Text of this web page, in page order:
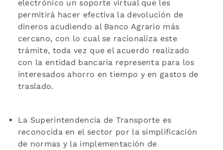
electrónico un soporte virtual que les
permitirá hacer efectiva la devolución de
dineros acudiendo al Banco Agrario más
cercano, con lo cual se racionaliza este
trámite, toda vez que el acuerdo realizado
con la entidad bancaria representa para los
interesados ahorro en tiempo y en gastos de
traslado.
La Superintendencia de Transporte es
reconocida en el sector por la simplificación
de normas y la implementación de